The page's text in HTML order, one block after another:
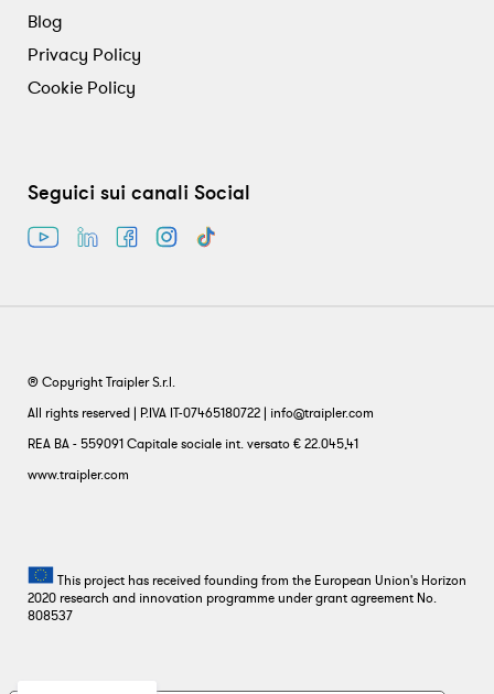
Blog
Privacy Policy
Cookie Policy
Seguici sui canali Social
® Copyright Traipler S.r.l.
All rights reserved | P.IVA IT-07465180722 | info@traipler.com
REA BA - 559091 Capitale sociale int. versato € 22.045,41
www.traipler.com
This project has received founding from the European Union's Horizon
2020 research and innovation programme under grant agreement No.
808537